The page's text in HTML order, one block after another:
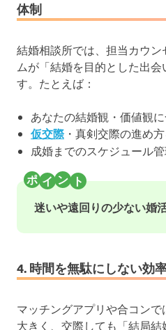
体制
結婚相談所では、担当カウ
ムが「結婚を目的とした出
す。たとえば：
あなたの結婚観・価値観
仮交際 ・真剣交際の進め
成婚までのスケジュール
迷いや遠回りの少ない婚
4. 時間を無駄にしない効
マッチングアプリや合コン
大きく、交際しても「結局